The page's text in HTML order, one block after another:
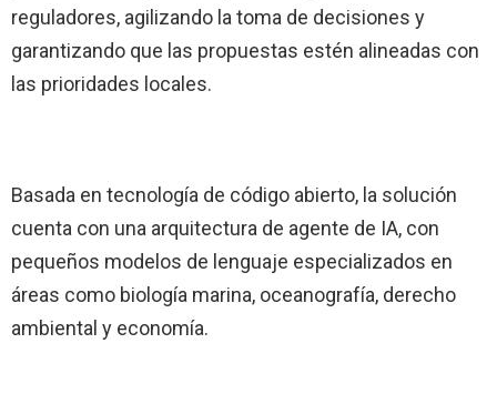
reguladores, agilizando la toma de decisiones y
garantizando que las propuestas estén alineadas con
las prioridades locales.
Basada en tecnología de código abierto, la solución
cuenta con una arquitectura de agente de IA, con
pequeños modelos de lenguaje especializados en
áreas como biología marina, oceanografía, derecho
ambiental y economía.